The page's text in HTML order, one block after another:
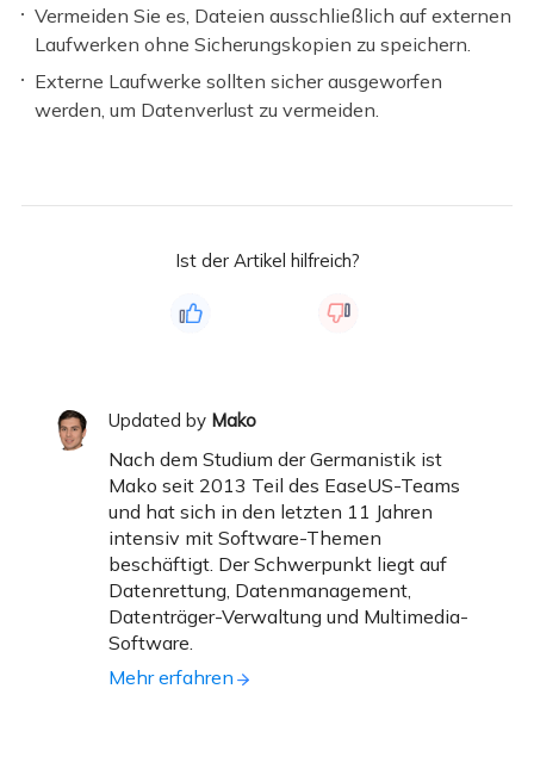
Vermeiden Sie es, Dateien ausschließlich auf externen
Laufwerken ohne Sicherungskopien zu speichern.
Externe Laufwerke sollten sicher ausgeworfen
werden, um Datenverlust zu vermeiden.
Ist der Artikel hilfreich?
Updated by Mako
Nach dem Studium der Germanistik ist
Mako seit 2013 Teil des EaseUS-Teams
und hat sich in den letzten 11 Jahren
intensiv mit Software-Themen
beschäftigt. Der Schwerpunkt liegt auf
Datenrettung, Datenmanagement,
Datenträger-Verwaltung und Multimedia-
Software.
Mehr erfahren